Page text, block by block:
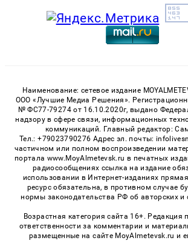
Наименование: сетевое издание
ООО «Лучшие Медиа Решения».
№ ФС77-79274 от 16.10.2020г, выдано
надзору в сфере связи, информационных
коммуникаций. Главный редактор:
Тел.: +79023790276 Адрес эл. почты:
частичном или полном воспроизведении
портала www.MoyAlmetevsk.ru в печатных
радиосообщениях ссылка на издание
использовании в Интернет-изданиях
ресурс обязательна, в противном случае
нормы законодательства РФ об авторских
Возрастная категория сайта 16+. Редакция
ответственности за комментарии и
размещенные на сайте MoyAlmetevsk.ru и